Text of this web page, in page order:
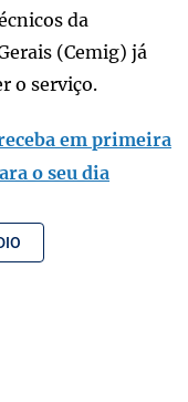
da
(Cemig) já
o serviço.
em primeira
o seu dia